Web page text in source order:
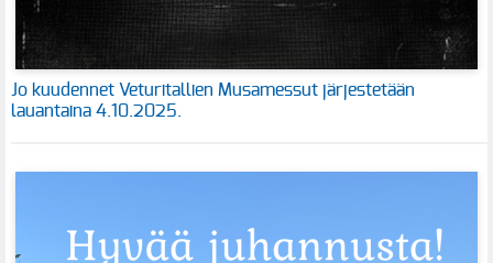
Jo kuudennet Veturitallien Musamessut järjestetään
lauantaina 4.10.2025.